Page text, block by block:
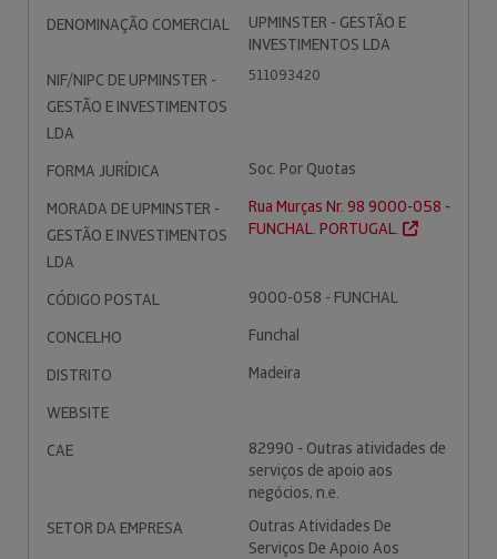
DENOMINAÇÃO COMERCIAL
UPMINSTER - GESTÃO E
INVESTIMENTOS LDA
NIF/NIPC DE UPMINSTER -
GESTÃO E INVESTIMENTOS
LDA
511093420
FORMA JURÍDICA
Soc. Por Quotas
MORADA DE UPMINSTER -
GESTÃO E INVESTIMENTOS
LDA
Rua Murças Nr. 98 9000-058 -
FUNCHAL. PORTUGAL.
CÓDIGO POSTAL
9000-058 - FUNCHAL
CONCELHO
Funchal
DISTRITO
Madeira
WEBSITE
CAE
82990 - Outras atividades de
serviços de apoio aos
negócios, n.e.
SETOR DA EMPRESA
Outras Atividades De
Serviços De Apoio Aos